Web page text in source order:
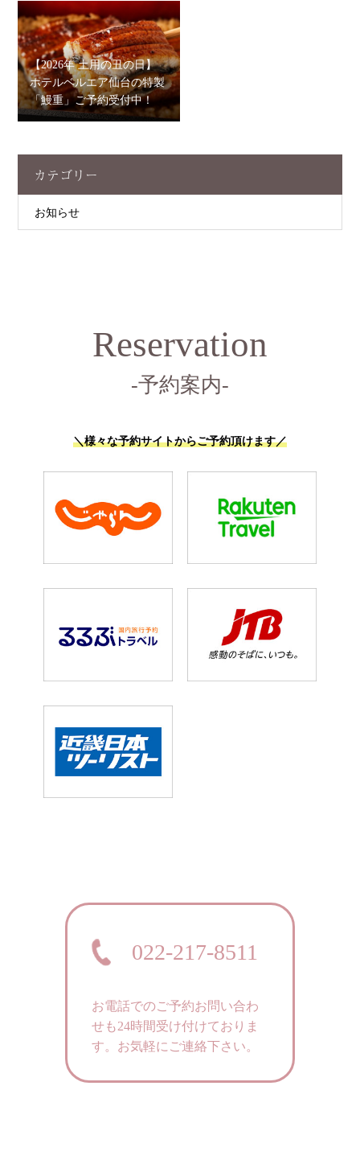
【2026年 土用の丑の日】
ホテルベルエア仙台の特製
「鰻重」ご予約受付中！
カテゴリー
お知らせ
Reservation
-予約案内-
＼様々な予約サイトからご予約頂けます／
022-217-8511
お電話でのご予約お問い合わ
せも24時間受け付けておりま
す。 お気軽にご連絡下さい。